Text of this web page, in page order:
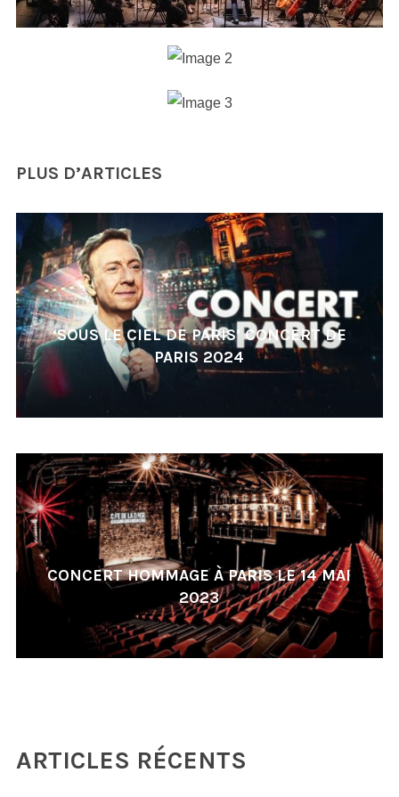
PLUS D’ARTICLES
‘SOUS LE CIEL DE PARIS’ CONCERT DE
PARIS 2024
CONCERT HOMMAGE À PARIS LE 14 MAI
2023
ARTICLES RÉCENTS